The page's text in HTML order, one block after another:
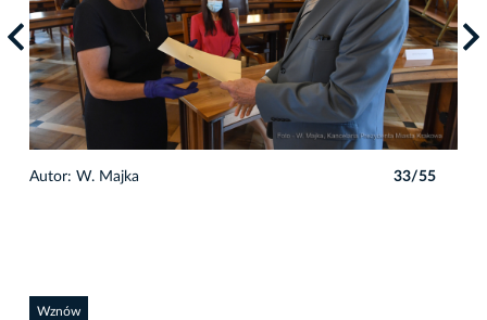
Autor: W. Majka 33/55
Wznów